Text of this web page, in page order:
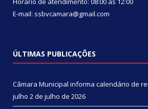
E-mail: ssbvcamara@gmail.com
ÚLTIMAS PUBLICAÇÕES
Câmara Municipal informa calendário de
julho 2 de julho de 2026